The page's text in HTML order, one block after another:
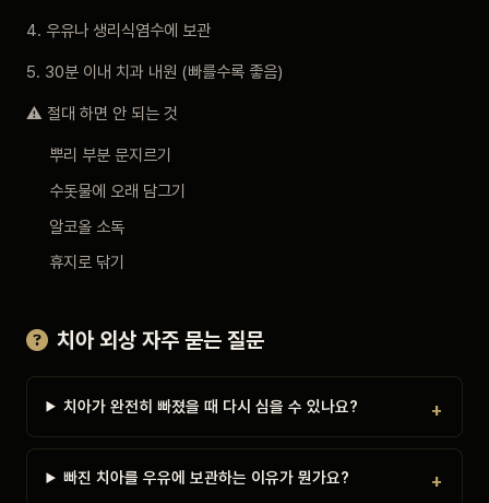
4. 우유나 생리식염수에 보관
5. 30분 이내 치과 내원 (빠를수록 좋음)
⚠️ 절대 하면 안 되는 것
뿌리 부분 문지르기
수돗물에 오래 담그기
알코올 소독
휴지로 닦기
치아 외상 자주 묻는 질문
치아가 완전히 빠졌을 때 다시 심을 수 있나요?
빠진 치아를 우유에 보관하는 이유가 뭔가요?